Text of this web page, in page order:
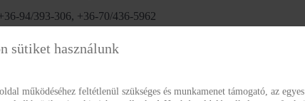
94/393-306, +36-70/436-5962
sütiket használunk
működéséhez feltétlenül szükséges és munkamenet támogató, az